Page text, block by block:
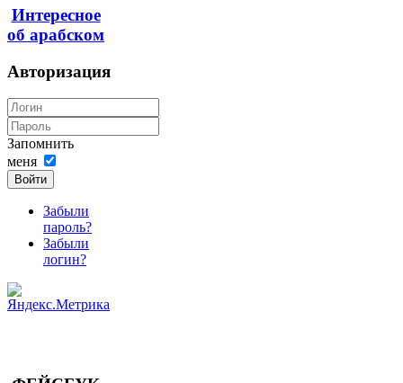
Интересное
об арабском
Авторизация
Запомнить
меня
Войти
Забыли
пароль?
Забыли
логин?